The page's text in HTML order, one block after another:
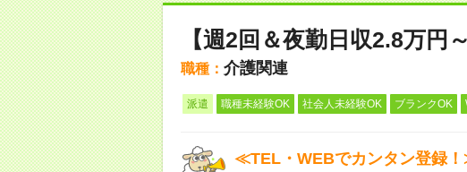
【週2回＆夜勤日収2.8万円
職種： 介護関連
派遣 職種未経験OK 社会人未経験OK ブランクOK
≪TEL・WEBでカンタン登録